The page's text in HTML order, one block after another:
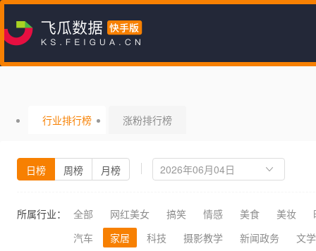
行业排行榜 涨粉排行榜
日榜 周榜 月榜
所属行业： 全部 网红美女 搞笑 情感 美食 美妆
汽车
家居 科技 摄影教学 新闻政务 文